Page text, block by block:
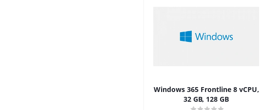
Windows 365 Frontline 8 vCPU,
32 GB, 128 GB